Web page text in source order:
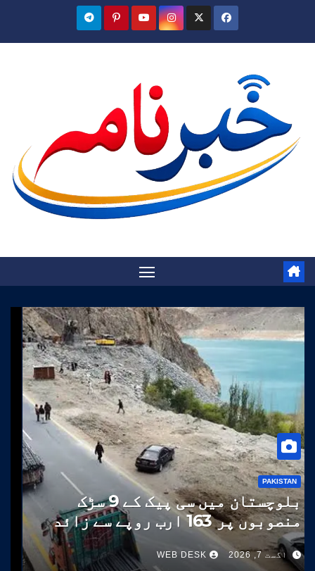
PAKISTAN
بلوچستان میں سی پیک کے 9 سڑک
منصوبوں پر 163 ارب روپے سے زائد
خرچ
اگست 7, 2026 WEB DESK